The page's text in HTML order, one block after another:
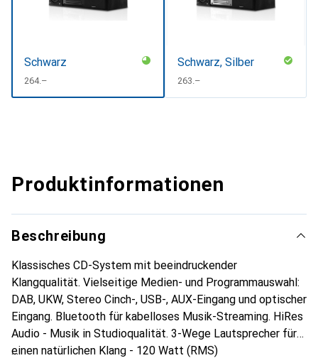
Schwarz
CHF
264.–
Schwarz, Silber
CHF
263.–
Produktinformationen
Beschreibung
Klassisches CD-System mit beeindruckender
Klangqualität. Vielseitige Medien- und Programmauswahl:
DAB, UKW, Stereo Cinch-, USB-, AUX-Eingang und optischer
Eingang. Bluetooth für kabelloses Musik-Streaming. HiRes
Audio - Musik in Studioqualität. 3-Wege Lautsprecher für
einen natürlichen Klang - 120 Watt (RMS)